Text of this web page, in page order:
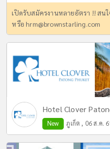
เปิดรับสมัครงานหลายอัตรา !! สน
หรือhrm@brownstarling.com
Hotel Clover
New ภูเก็ต , 06 ส.ค.